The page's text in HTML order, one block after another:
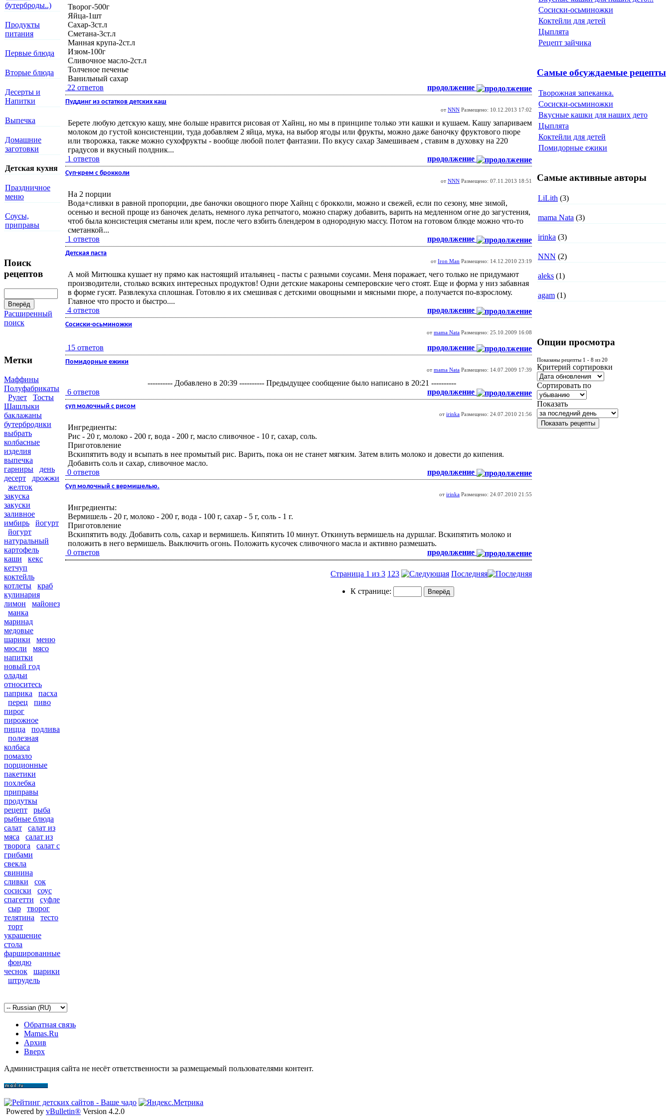
бутерброды..)
Продукты
питания
Первые блюда
Вторые блюда
Десерты и
Напитки
Выпечка
Домашние
заготовки
Детская кухня
Праздничное
меню
Соусы,
приправы
Поиск
рецептов
Расширенный
поиск
Метки
Маффины
Полуфабрикаты
Рулет
Тосты
Шашлыки
баклажаны
бутербродики
выбрать
колбасные
изделия
выпечка
гарниры
день
десерт
дрожжи
желток
закуска
закуски
заливное
имбирь
йогурт
йогурт
натуральный
картофель
каши
кекс
кетчуп
коктейль
котлеты
краб
кулинария
лимон
майонез
манка
маринад
медовые
шарики
меню
мюсли
мясо
напитки
новый год
оладьи
относитесь
паприка
пасха
перец
пиво
пирог
пирожное
пицца
подлива
полезная
колбаса
помазло
порционные
пакетики
похлебка
приправы
продуткы
рецепт
рыба
рыбные блюда
салат
салат из
мяса
салат из
творога
салат с
грибами
свекла
свинина
сливки
сок
сосиски
соус
спагетти
суфле
сыр
творог
телятина
тесто
торт
украшение
стола
фаршированные
фондю
чеснок
шарики
штрудель
Творог-500г
Яйца-1шт
Сахар-3ст.л
Сметана-3ст.л
Манная крупа-2ст.л
Изюм-100г
Сливочное масло-2ст.л
Толченое печенье
Ванильный сахар
продолжение
22 ответов
Пуддинг из остатков детских каш
от NNN Размещено: 10.12.2013 17:02
Берете любую детскую кашу, мне больше нравится рисовая от Хайнц, но мы в принципе только эти кашки и кушаем. Кашу запариваем
молоком до густой консистенции, туда добавляем 2 яйца, мука, на выбор ягоды или фрукты, можно даже баночку фруктового пюре
или творожка, также можно сухофрукты - вообще любой полет фантазии. По вкусу сахар Замешиваем , ставим в духовку на 220
градусов и вкусный полдник...
продолжение
1 ответов
Суп-крем с брокколи
от NNN Размещено: 07.11.2013 18:51
На 2 порции
Вода+сливки в равной пропорции, две баночки овощного пюре Хайнц с брокколи, можно и свежей, если по сезону, мне зимой,
осенью и весной проще из баночек делать, немного лука репчатого, можно спаржу добавить, варить на медленном огне до загустения,
чтоб была консистеция сметаны или крем, после чего взбить блендером в однородную массу. Потом на готовом блюде можно что-то
сметанкой...
продолжение
1 ответов
Детская паста
от Iron Man Размещено: 14.12.2010 23:19
А мой Митюшка кушает ну прямо как настоящий итальянец - пасты с разными соусами. Меня поражает, чего только не придумают
производители, столько всяких интересных продуктов! Одни детские макароны семперовские чего стоят. Еще и форма у низ забавная
в форме гусят. Развлекуха сплошная. Готовлю я их смешивая с детскими овощными и мясными пюре, а получается по-взрослому.
Главное что просто и быстро....
продолжение
4 ответов
Сосиски-осьминожки
от mama Nata Размещено: 25.10.2009 16:08
продолжение
15 ответов
Помидорные ежики
от mama Nata Размещено: 14.07.2009 17:39
---------- Добавлено в 20:39 ---------- Предыдущее сообщение было написано в 20:21 ----------
продолжение
6 ответов
суп молочный с рисом
от irinka Размещено: 24.07.2010 21:56
Ингредиенты:
Рис - 20 г, молоко - 200 г, вода - 200 г, масло сливочное - 10 г, сахар, соль.
Приготовление
Вскипятить воду и всыпать в нее промытый рис. Варить, пока он не станет мягким. Затем влить молоко и довести до кипения.
Добавить соль и сахар, сливочное масло.
продолжение
0 ответов
Суп молочный с вермишелью.
от irinka Размещено: 24.07.2010 21:55
Ингредиенты:
Вермишель - 20 г, молоко - 200 г, вода - 100 г, сахар - 5 г, соль - 1 г.
Приготовление
Вскипятить воду. Добавить соль, сахар и вермишель. Кипятить 10 минут. Откинуть вермишель на дуршлаг. Вскипятить молоко и
положить в него вермишель. Выключить огонь. Положить кусочек сливочного масла и активно размешать.
продолжение
0 ответов
Страница 1 из 3 1 23 Последняя
К странице:
Сосиски-осьминожки
Коктейли для детей
Цыплята
Рецепт зайчика
Самые обсуждаемые рецепты
Творожная запеканка.
Сосиски-осьминожки
Вкусные кашки для наших дето
Цыплята
Коктейли для детей
Помидорные ежики
Самые активные авторы
LiLith (3)
mama Nata (3)
irinka (3)
NNN (2)
aleks (1)
agam (1)
Опции просмотра
Показаны рецепты 1 - 8 из 20
Критерий сортировки
Сортировать по
Показать
Обратная связь
Mamas.Ru
Архив
Вверх
Администрация сайта не несёт ответственности за размещаемый пользователями контент.
Powered by vBulletin® Version 4.2.0